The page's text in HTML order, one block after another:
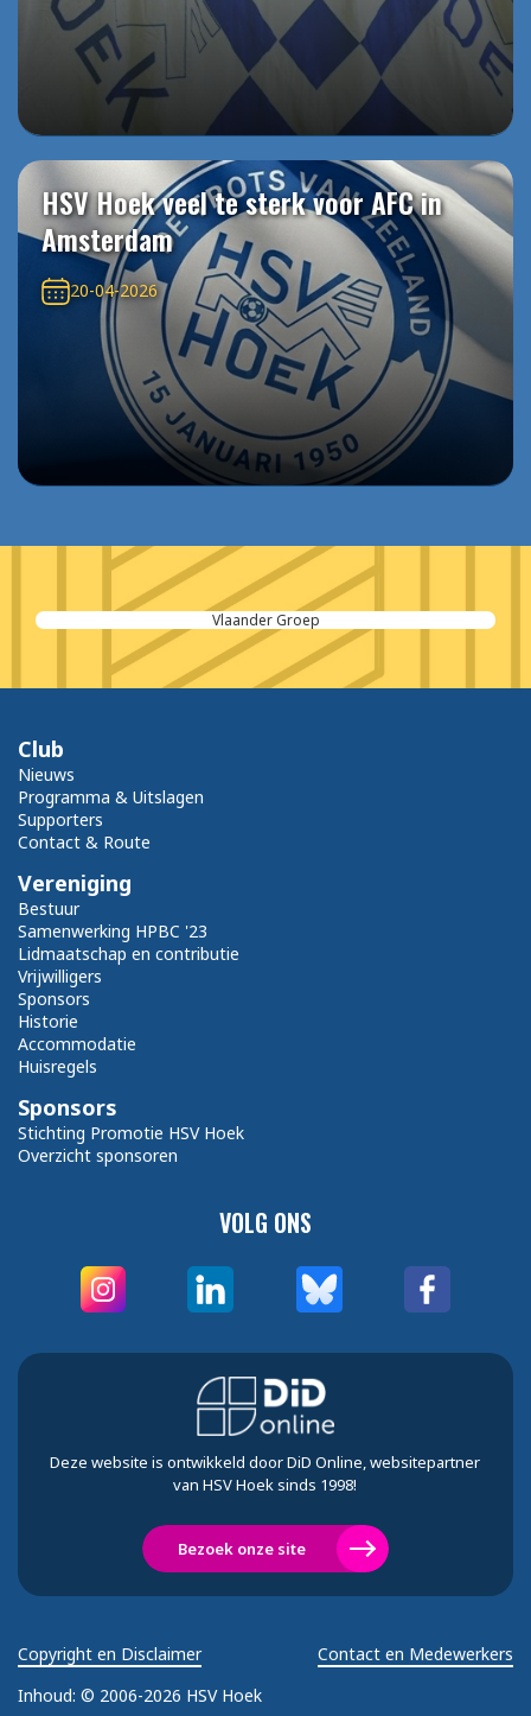
HSV Hoek veel te sterk voor AFC in
Amsterdam
20-04-2026
Vlaander Groep
VOLG ONS
Club
Nieuws
Programma & Uitslagen
Supporters
Contact & Route
Vereniging
Bestuur
Samenwerking HPBC '23
Lidmaatschap en contributie
Vrijwilligers
Sponsors
Historie
Accommodatie
Huisregels
Sponsors
Stichting Promotie HSV Hoek
Overzicht sponsoren
Deze website is ontwikkeld door DiD Online, websitepartner
van HSV Hoek sinds 1998!
Bezoek onze site
Inhoud: © 2006-2026 HSV Hoek
Copyright en Disclaimer Contact en Medewerkers